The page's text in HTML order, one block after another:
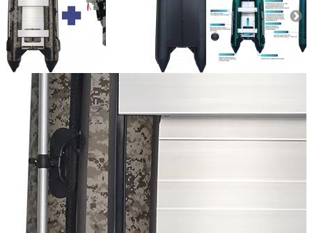
Количество мест:
Масса комплекта:
Мощность мотора:15
Тактность двигателя:4
Длина лодки (см):
365
Тип пола:
алюминиевый
Добавить к сравнению
Нет в наличии
Сообщить о наличии